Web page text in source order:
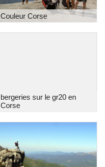
Couleur Corse
bergeries sur le gr20 en
Corse